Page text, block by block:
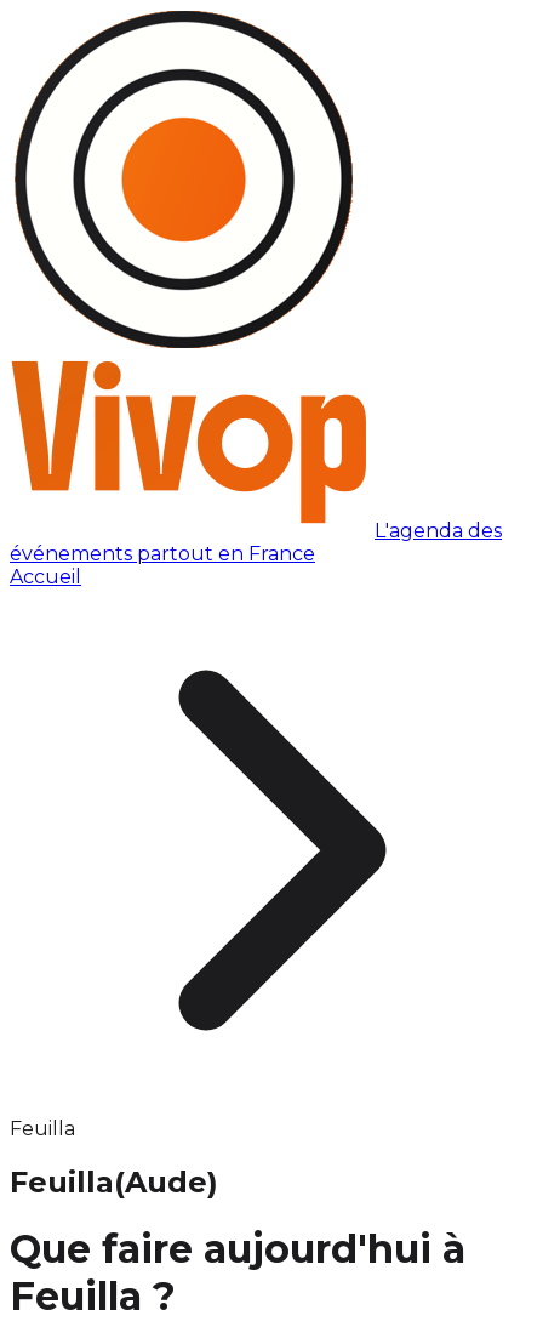
L'agenda des
événements partout en France
Accueil
Feuilla
Feuilla(Aude)
Que faire aujourd'hui à
Feuilla ?